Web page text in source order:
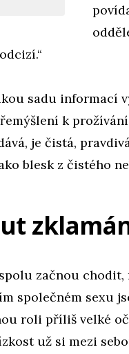
sadu informací
k
je čistá,
blesk z čistého
začnou
společném sexu
roli příliš velké
už si mezi